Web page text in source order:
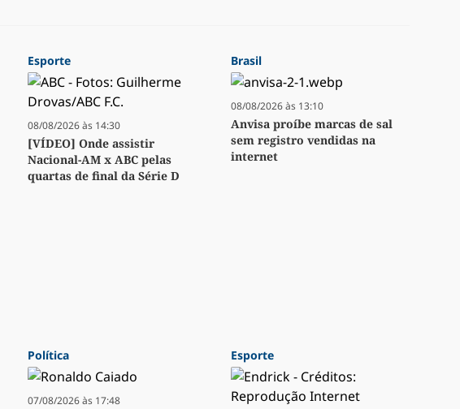
Esporte
08/08/2026 às 14:30
[VÍDEO] Onde assistir
Nacional-AM x ABC pelas
quartas de final da Série D
Brasil
08/08/2026 às 13:10
Anvisa proíbe marcas de sal
sem registro vendidas na
internet
Política
07/08/2026 às 17:48
Esporte